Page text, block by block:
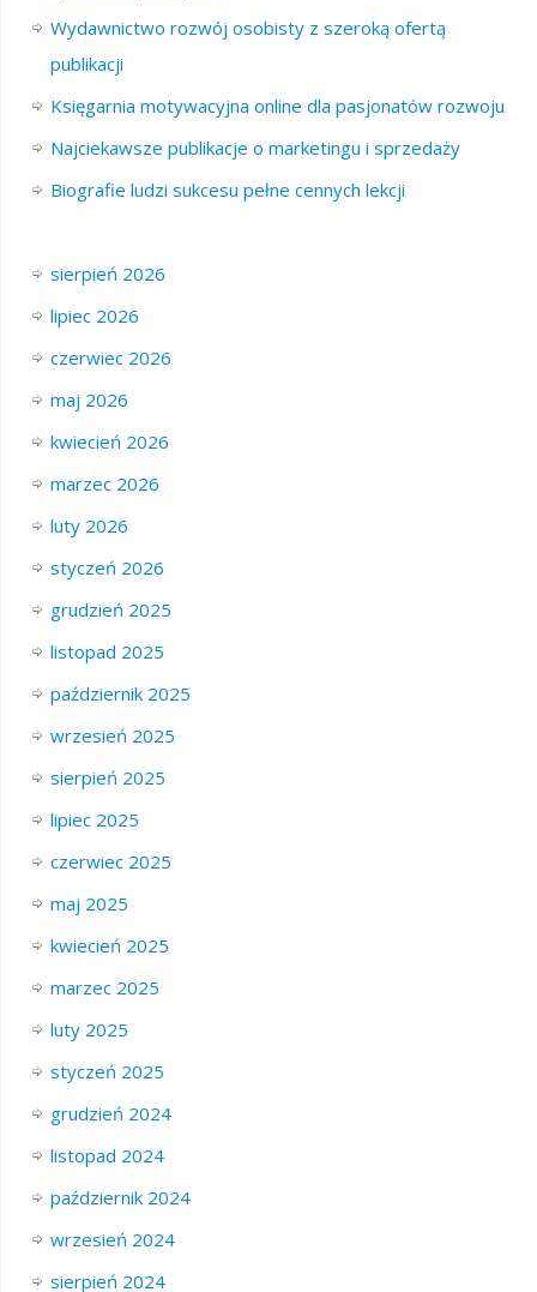
Wydawnictwo rozwój osobisty z szeroką ofertą
publikacji
Księgarnia motywacyjna online dla pasjonatów rozwoju
Najciekawsze publikacje o marketingu i sprzedaży
Biografie ludzi sukcesu pełne cennych lekcji
sierpień 2026
lipiec 2026
czerwiec 2026
maj 2026
kwiecień 2026
marzec 2026
luty 2026
styczeń 2026
grudzień 2025
listopad 2025
październik 2025
wrzesień 2025
sierpień 2025
lipiec 2025
czerwiec 2025
maj 2025
kwiecień 2025
marzec 2025
luty 2025
styczeń 2025
grudzień 2024
listopad 2024
październik 2024
wrzesień 2024
sierpień 2024